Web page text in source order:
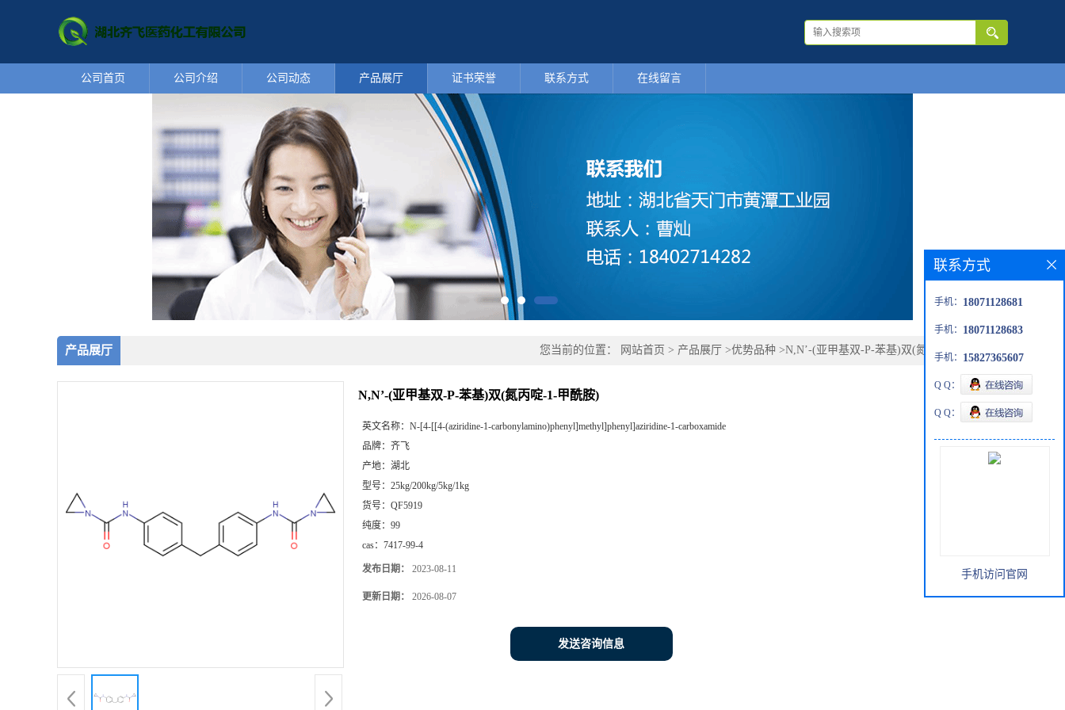
公司首页 公司介绍 公司动态 产品展厅 证书荣誉 联系方式 在线留言
产品展厅 您当前的位置： 网站首页 > 产品展厅 >优势品种 >N,N’-(亚甲基双-P-苯基)双(氮丙啶-1-甲酰胺)
N,N’-(亚甲基双-P-苯基)双(氮丙啶-1-甲酰胺)
英文名称： N-[4-[[4-(aziridine-1-carbonylamino)phenyl]methyl]phenyl]aziridine-1-carboxamide
品牌： 齐飞
产地： 湖北
型号： 25kg/200kg/5kg/1kg
货号： QF5919
纯度： 99
cas： 7417-99-4
发布日期： 2023-08-11
更新日期： 2026-08-07
发送咨询信息
联系方式
手机： 18071128681
手机： 18071128683
手机： 15827365607
Q Q：
Q Q：
手机访问官网